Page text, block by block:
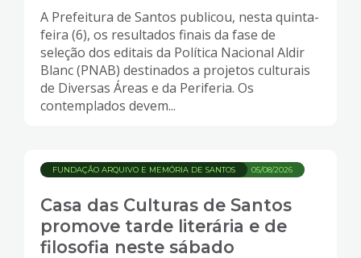
A Prefeitura de Santos publicou, nesta quinta-
feira (6), os resultados finais da fase de
seleção dos editais da Política Nacional Aldir
Blanc (PNAB) destinados a projetos culturais
de Diversas Áreas e da Periferia. Os
contemplados devem...
05/08/2026
FUNDAÇÃO ARQUIVO E MEMÓRIA DE SANTOS
Casa das Culturas de Santos
promove tarde literária e de
filosofia neste sábado